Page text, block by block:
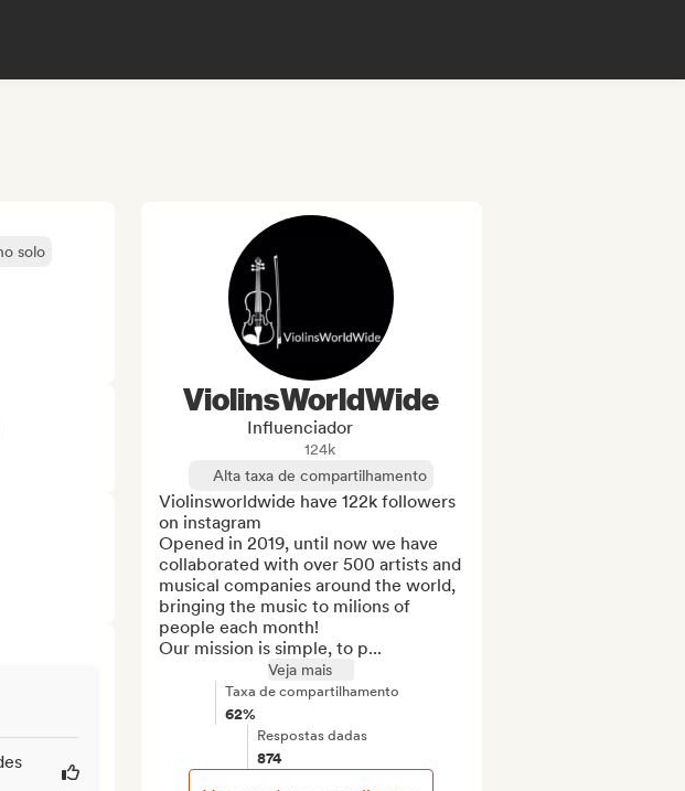
solo
ViolinsWorldWide
Influenciador
124k
Alta taxa de compartilhamento
Violinsworldwide have 122k followers
on instagram
Opened in 2019, until now we have
collaborated with over 500 artists and
musical companies around the world,
bringing the music to milions of
people each month!
Our mission is simple, to p...
Veja mais
Taxa de compartilhamento
62%
Respostas dadas
874